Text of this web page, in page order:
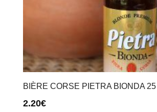
BIÈRE CORSE PIETRA BIONDA 25
2.20€